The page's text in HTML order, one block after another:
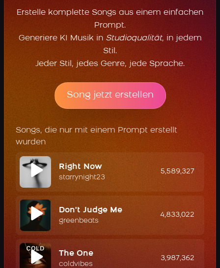
Erstelle komplette Songs aus einem einfachen
Prompt.
Generiere KI Musik in Studioqualität, in jedem
Stil.
Jeder Stil, jedes Genre, jede Sprache.
Song jetzt erstellen
Songs, die nur mit einem Prompt erstellt
wurden
Right Now
starrynight23
5,589,327
Don't Judge Me
greenbeats
4,833,022
The One
coldvibes
3,987,362